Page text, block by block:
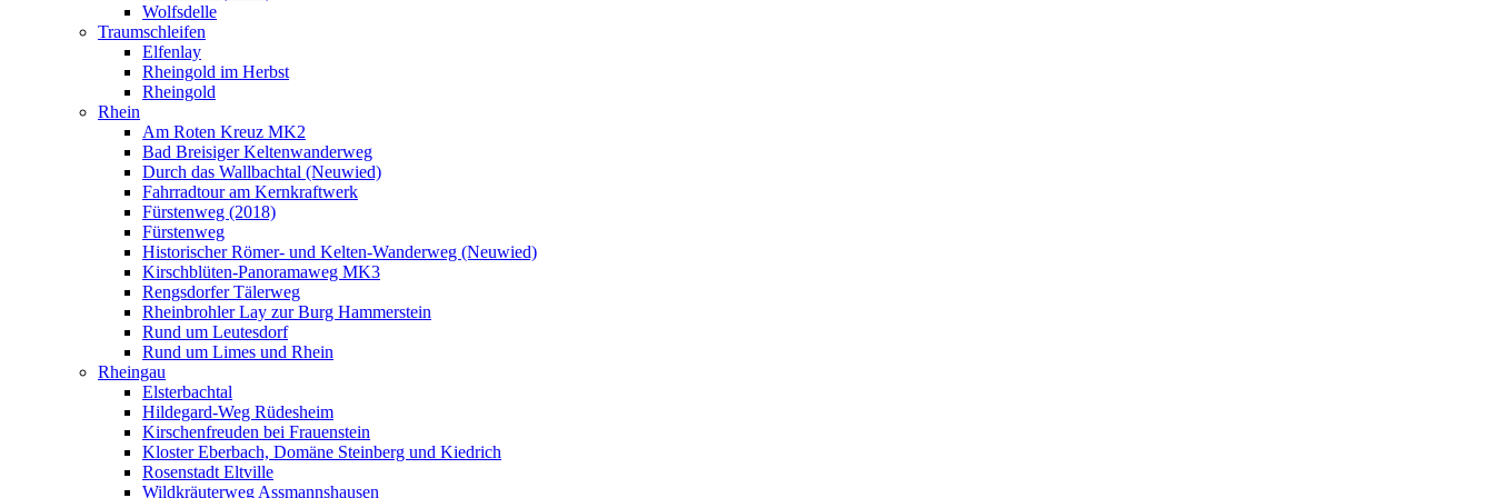
Wolfsdelle
Traumschleifen
Elfenlay
Rheingold im Herbst
Rheingold
Rhein
Am Roten Kreuz MK2
Bad Breisiger Keltenwanderweg
Durch das Wallbachtal (Neuwied)
Fahrradtour am Kernkraftwerk
Fürstenweg (2018)
Fürstenweg
Historischer Römer- und Kelten-Wanderweg (Neuwied)
Kirschblüten-Panoramaweg MK3
Rengsdorfer Tälerweg
Rheinbrohler Lay zur Burg Hammerstein
Rund um Leutesdorf
Rund um Limes und Rhein
Rheingau
Elsterbachtal
Hildegard-Weg Rüdesheim
Kirschenfreuden bei Frauenstein
Kloster Eberbach, Domäne Steinberg und Kiedrich
Rosenstadt Eltville
Wildkräuterweg Assmannshausen